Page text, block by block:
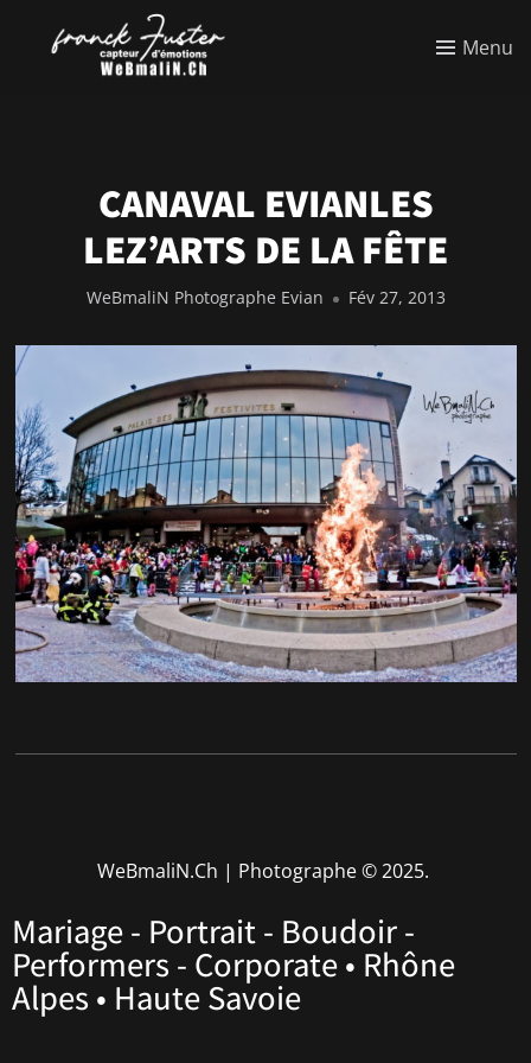
Menu
CANAVAL EVIANLES
LEZ’ARTS DE LA FÊTE
WeBmaliN Photographe Evian Fév 27, 2013
WeBmaliN.Ch | Photographe© 2025.
Mariage - Portrait - Boudoir -
Performers - Corporate • Rhône
Alpes • Haute Savoie